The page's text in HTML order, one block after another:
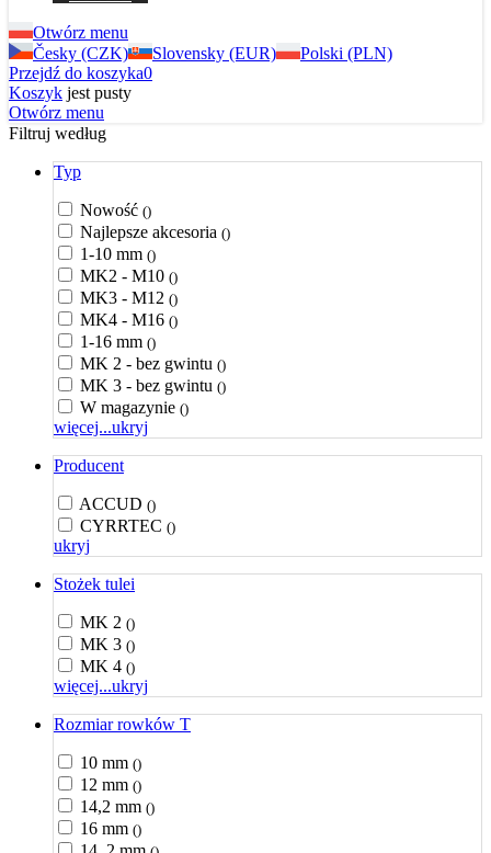
Otwórz menu
Česky (CZK)
Slovensky (EUR)
Polski (PLN)
Przejdź do koszyka0
Koszyk jest pusty
Otwórz menu
Filtruj według
Typ
Nowość ()
Najlepsze akcesoria ()
1-10 mm ()
MK2 - M10 ()
MK3 - M12 ()
MK4 - M16 ()
1-16 mm ()
MK 2 - bez gwintu ()
MK 3 - bez gwintu ()
W magazynie ()
więcej...ukryj
Producent
ACCUD ()
CYRRTEC ()
ukryj
Stożek tulei
MK 2 ()
MK 3 ()
MK 4 ()
więcej...ukryj
Rozmiar rowków T
10 mm ()
12 mm ()
14,2 mm ()
16 mm ()